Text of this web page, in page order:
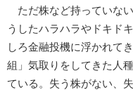
ただ株など持っていな
うしたハラハラやドキド
しろ金融投機に浮かれて
組」気取りをしてきた人
ている。失う株がない、